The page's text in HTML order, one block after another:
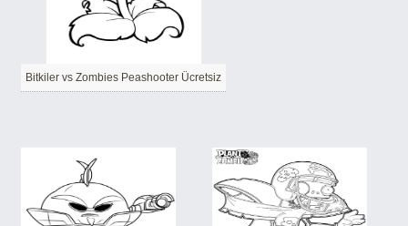
Bitkiler vs Zombies Peashooter Ücretsiz